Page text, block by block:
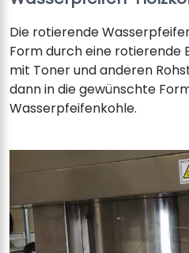
Die rotierende
Form durch eine rotierende
mit Toner und anderen
dann in die gewünschte
Wasserpfeifenkohle.